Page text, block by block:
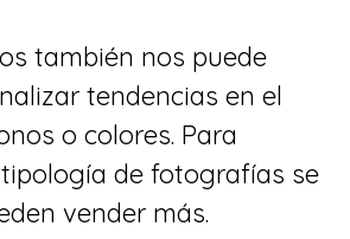
también nos puede
tendencias en el
o colores. Para
de fotografías se
vender más.